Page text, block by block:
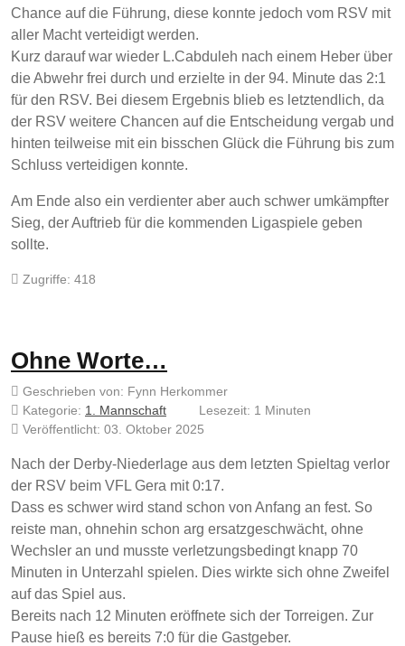
Chance auf die Führung, diese konnte jedoch vom RSV mit
aller Macht verteidigt werden.
Kurz darauf war wieder L.Cabduleh nach einem Heber über
die Abwehr frei durch und erzielte in der 94. Minute das 2:1
für den RSV. Bei diesem Ergebnis blieb es letztendlich, da
der RSV weitere Chancen auf die Entscheidung vergab und
hinten teilweise mit ein bisschen Glück die Führung bis zum
Schluss verteidigen konnte.
Am Ende also ein verdienter aber auch schwer umkämpfter
Sieg, der Auftrieb für die kommenden Ligaspiele geben
sollte.
Zugriffe: 418
Ohne Worte…
Geschrieben von: Fynn Herkommer
Kategorie: 1. Mannschaft
Lesezeit: 1 Minuten
Veröffentlicht: 03. Oktober 2025
Nach der Derby-Niederlage aus dem letzten Spieltag verlor
der RSV beim VFL Gera mit 0:17.
Dass es schwer wird stand schon von Anfang an fest. So
reiste man, ohnehin schon arg ersatzgeschwächt, ohne
Wechsler an und musste verletzungsbedingt knapp 70
Minuten in Unterzahl spielen. Dies wirkte sich ohne Zweifel
auf das Spiel aus.
Bereits nach 12 Minuten eröffnete sich der Torreigen. Zur
Pause hieß es bereits 7:0 für die Gastgeber.